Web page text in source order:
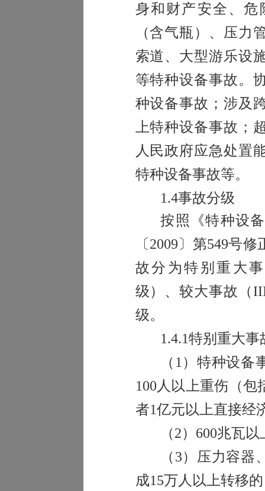
身和 财产安全、危
（含气瓶）、压力
索道、大型游乐设
等特种设备事故。
种设备事故；涉及
上特种设备事故；
人民政府应急处置
特种设备事故等。
1.4事故分级
按照《特种设
〔2009〕 第549号修
故分为特别重大
级）、较大事故（
级。
1.4.1特别重大事
（ 1 ）特种设备
100 人以上重伤（包
者1亿元以上直接经
（2） 600兆瓦以
（ 3）压力容器
成15万人以上转移